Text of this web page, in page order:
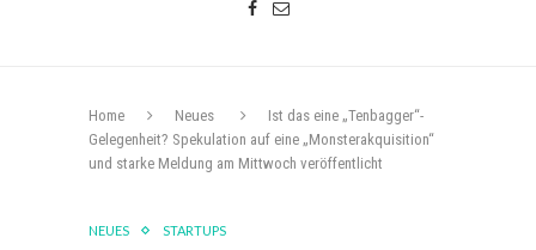
Home Neues
Ist das eine „Tenbagger“-
Gelegenheit? Spekulation auf eine „Monsterakquisition“
und starke Meldung am Mittwoch veröffentlicht
NEUES STARTUPS